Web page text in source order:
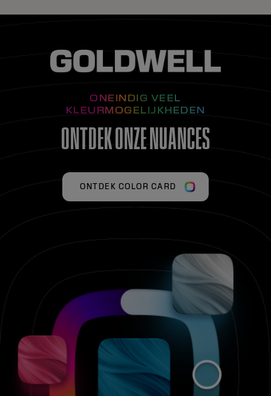
ONEINDIG VEEL
KLEURMOGELIJKHEDEN
ONTDEK ONZE NUANCES
ONTDEK COLOR CARD